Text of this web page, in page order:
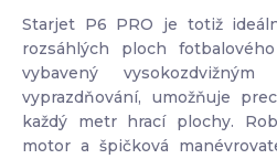
Starjet P6 PRO je totiž
rozsáhlých ploch
vybavený
vyprazdňování, umožňuje
každý metr hrací plochy.
motor a špičková